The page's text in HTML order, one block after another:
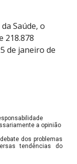
Saúde, o
218.878
de janeiro de
a opinião
dos problemas
tendências do